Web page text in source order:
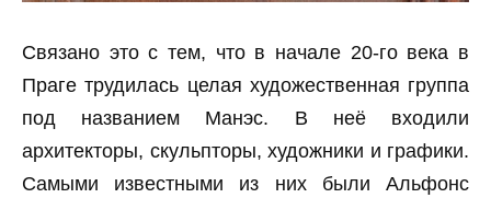
Связано это с тем, что в начале 20-го века в
Праге трудилась целая художественная группа
под названием Манэс. В неё входили
архитекторы, скульпторы, художники и графики.
Самыми известными из них были Альфонс